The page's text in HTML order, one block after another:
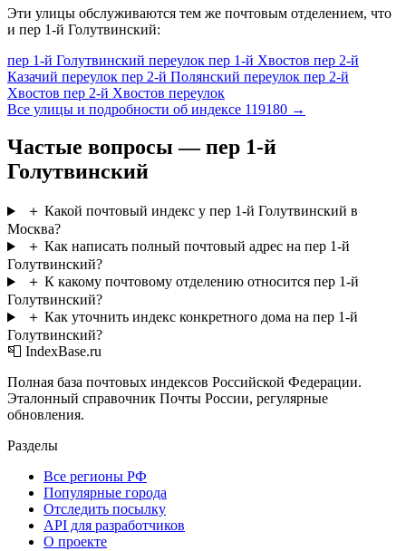
Эти улицы обслуживаются тем же почтовым отделением, что
и пер 1-й Голутвинский:
пер 1-й Голутвинский переулок пер 1-й Хвостов пер 2-й
Казачий переулок пер 2-й Полянский переулок пер 2-й
Хвостов пер 2-й Хвостов переулок
Все улицы и подробности об индексе 119180 →
Частые вопросы — пер 1-й
Голутвинский
＋ Какой почтовый индекс у пер 1-й Голутвинский в
Москва?
＋ Как написать полный почтовый адрес на пер 1-й
Голутвинский?
＋ К какому почтовому отделению относится пер 1-й
Голутвинский?
＋ Как уточнить индекс конкретного дома на пер 1-й
Голутвинский?
📮 IndexBase.ru
Полная база почтовых индексов Российской Федерации.
Эталонный справочник Почты России, регулярные
обновления.
Разделы
Все регионы РФ
Популярные города
Отследить посылку
API для разработчиков
О проекте